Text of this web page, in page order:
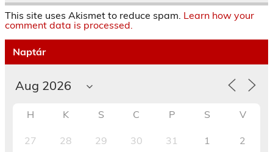
This site uses Akismet to reduce spam. Learn how your
comment data is processed.
Naptár
H K S C P S V
27 28 29 30 31 1 2